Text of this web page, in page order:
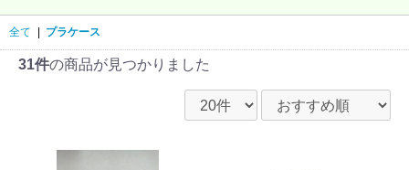
全て プラケース
31件の商品が見つかりました